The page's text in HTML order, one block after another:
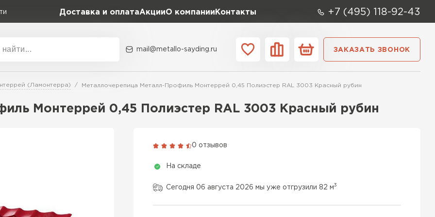
Доставка и оплатаАкцииО компании Контакты +7 (495) 118-92-43
Коллекция
Classic Grand Line
Доборные элементы
mail@metallo-sayding.ru ЗАКАЗАТЬ ЗВОНОК
(Ламонтерра) Металлочерепица Металл-Профиль Монтеррей 0,45 Полиэстер RAL 3003 Красный рубин
Монтеррей 0,45 Полиэстер RAL 3003 Красный рубин
0 отзывов
На складе
Сегодня 06 августа 2026 мы уже отгрузили 82 м3